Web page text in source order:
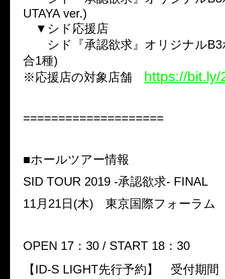
UTAYA ver.)
▼シド応援店
シド『承認欲求』オリジナルB3
合1種)
※応援店の対象店舗 https://bit.ly/
====================
■ホールツアー情報
SID TOUR 2019 -承認欲求- FINAL
11月21日(木) 東京国際フォーラ
OPEN 17：30 / START 18：30
【ID-S LIGHT先行予約】 受付期